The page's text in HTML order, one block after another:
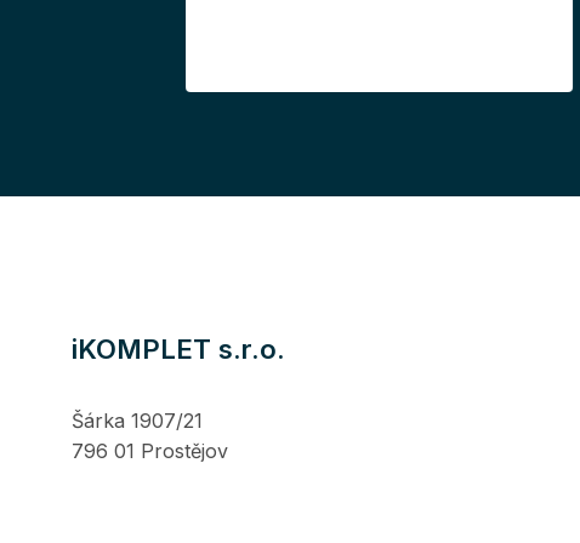
iKOMPLET s.r.o.
Šárka 1907/21
796 01 Prostějov